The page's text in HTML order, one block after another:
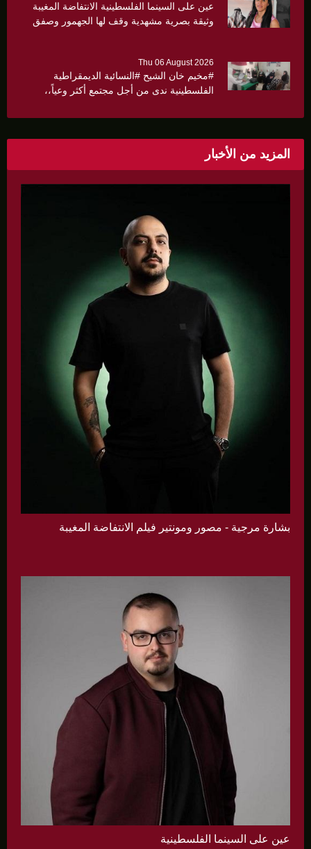
عين على السينما الفلسطينية الانتفاضة المغيبة
وثيقة بصرية مشهدية وقف لها الجهمور وصفق
Thu 06 August 2026
#مخيم خان الشيح #النسائية الديمقراطية
الفلسطينية ندى من أجل مجتمع أكثر وعياً،،
بروشورات توعوية على سيدات الحي.
المزيد من الأخبار
بشارة مرجية - مصور ومونتير فيلم الانتفاضة المغيبة
عين على السينما الفلسطينية